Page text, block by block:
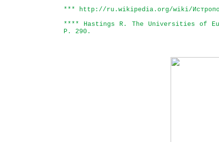
*** http://ru.wikipedia.org/wiki/
**** Hastings R. The Universities of
P. 290.